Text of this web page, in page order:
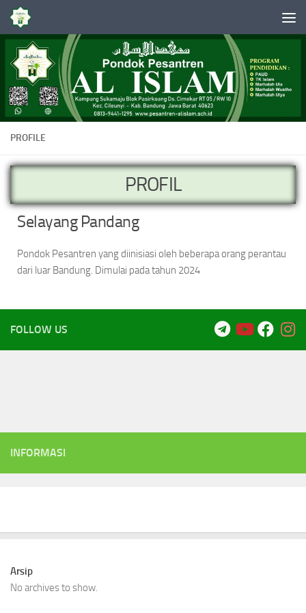
Skip to content
PROFILE
PROFIL
Selayang Pandang
Pondok Pesantren yang diinisiasi oleh beberapa orang perantau
dari luar Bandung. Dimulai pada tahun 2024
FOLLOW US
INFORMASI
Arsip
No archives to show.